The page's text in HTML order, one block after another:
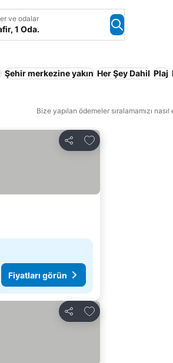
ve odalar
1 Oda.
Şehir merkezine yakın Her Şey Dahil Plaj
Bize yapılan ödemeler sıralamamızı
Paylaş
Favorilerime ekle
Fiyatları görün
Paylaş
Favorilerime ekle